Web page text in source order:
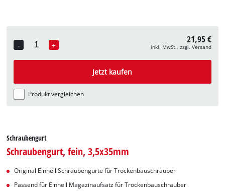
-
Quantity
+ 21,95 €
inkl. MwSt., zzgl. Versand
Jetzt kaufen
Produkt vergleichen
Schraubengurt
Schraubengurt, fein, 3,5x35mm
Original Einhell Schraubengurte für Trockenbauschrauber
Passend für Einhell Magazinaufsatz für Trockenbauschrauber